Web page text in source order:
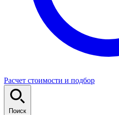
Расчет стоимости и подбор
Поиск